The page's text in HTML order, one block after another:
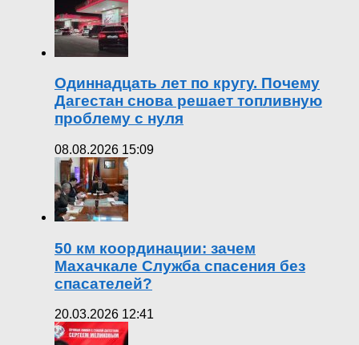
Одиннадцать лет по кругу. Почему
Дагестан снова решает топливную
проблему с нуля
08.08.2026 15:09
50 км координации: зачем
Махачкале Служба спасения без
спасателей?
20.03.2026 12:41